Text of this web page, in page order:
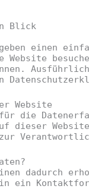
Blick
einen
Ausführliche
Website
die
dieser
dadurch
ein